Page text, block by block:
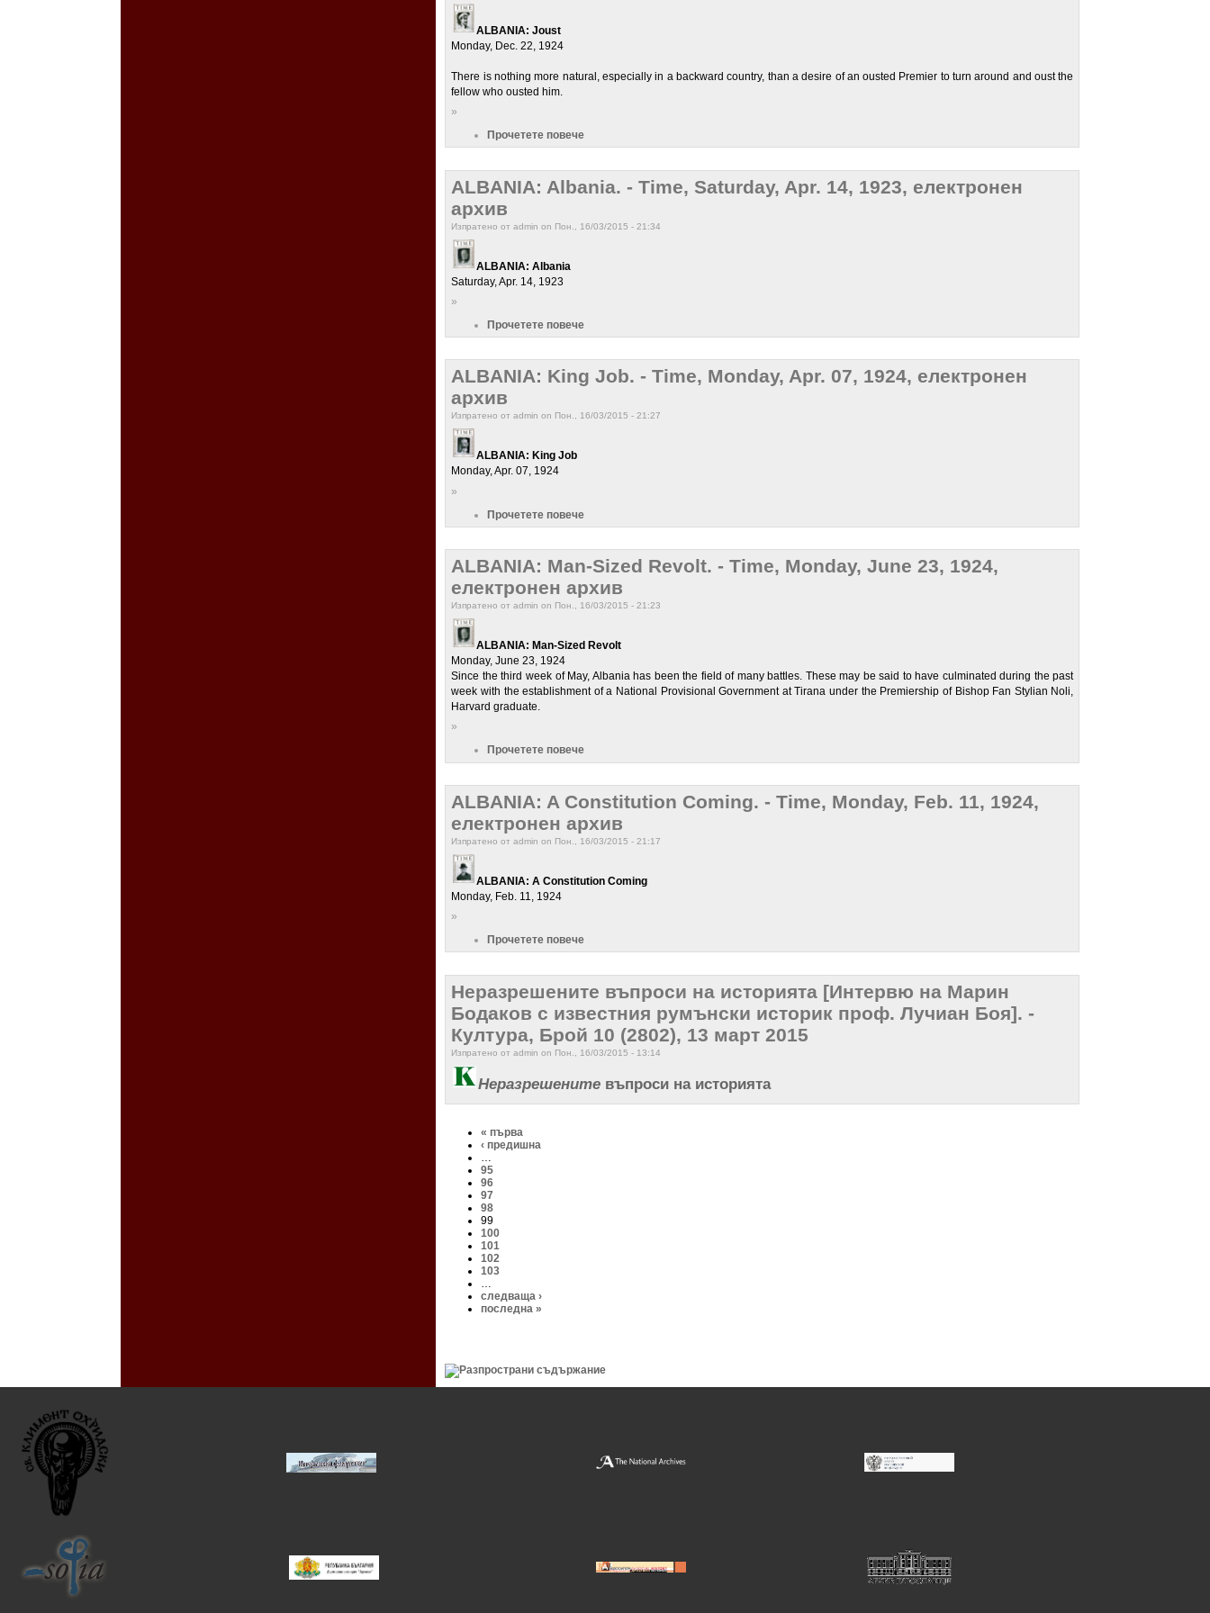
ALBANIA: Joust
Monday, Dec. 22, 1924
There is nothing more natural, especially in a backward country, than a desire of an ousted Premier to turn around and oust the
fellow who ousted him.
»
Прочетете повече
ALBANIA: Albania. - Time, Saturday, Apr. 14, 1923, електронен
архив
Изпратено от admin on Пон., 16/03/2015 - 21:34
ALBANIA: Albania
Saturday, Apr. 14, 1923
»
Прочетете повече
ALBANIA: King Job. - Time, Monday, Apr. 07, 1924, електронен
архив
Изпратено от admin on Пон., 16/03/2015 - 21:27
ALBANIA: King Job
Monday, Apr. 07, 1924
»
Прочетете повече
ALBANIA: Man-Sized Revolt. - Time, Monday, June 23, 1924,
електронен архив
Изпратено от admin on Пон., 16/03/2015 - 21:23
ALBANIA: Man-Sized Revolt
Monday, June 23, 1924
Since the third week of May, Albania has been the field of many battles. These may be said to have culminated during the past
week with the establishment of a National Provisional Government at Tirana under the Premiership of Bishop Fan Stylian Noli,
Harvard graduate.
»
Прочетете повече
ALBANIA: A Constitution Coming. - Time, Monday, Feb. 11, 1924,
електронен архив
Изпратено от admin on Пон., 16/03/2015 - 21:17
ALBANIA: A Constitution Coming
Monday, Feb. 11, 1924
»
Прочетете повече
Неразрешените въпроси на историята [Интервю на Марин
Бодаков с известния румънски историк проф. Лучиан Боя]. -
Култура, Брой 10 (2802), 13 март 2015
Изпратено от admin on Пон., 16/03/2015 - 13:14
Неразрешените въпроси на историята
« първа
‹ предишна
…
95
96
97
98
99
100
101
102
103
…
следваща ›
последна »